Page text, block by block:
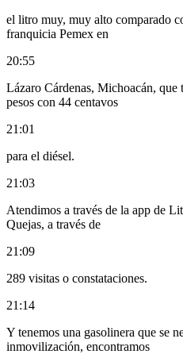
el litro muy, muy alto comparado
franquicia Pemex en
20:55
Lázaro Cárdenas, Michoacán,
pesos con 44 centavos
21:01
para el diésel.
21:03
Atendimos a través de la app de
Quejas, a través de
21:09
289 visitas o constataciones.
21:14
Y tenemos una gasolinera que se
inmovilización, encontramos